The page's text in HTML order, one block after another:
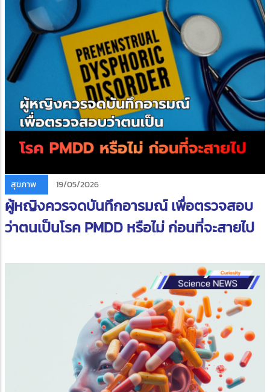
สุขภาพ 19/05/2026
ผู้หญิงควรจดบันทึกอารมณ์ เพื่อตรวจสอบ
ว่าตนเป็นโรค PMDD หรือไม่ ก่อนที่จะสายไป